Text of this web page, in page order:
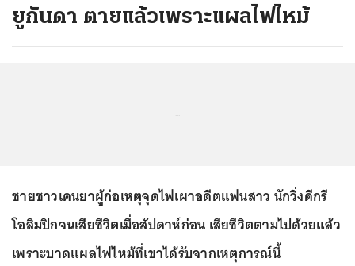
ยูกันดา ตายแล้วเพราะแผลไฟไหม้
ชายชาวเคนยาผู้ก่อเหตุจุดไฟเผาอดีตแฟนสาว นักวิ่งดีกรี
โอลิมปิกจนเสียชีวิตเมื่อสัปดาห์ก่อน เสียชีวิตตามไปด้วยแล้ว
เพราะบาดแผลไฟไหม้ที่เขาได้รับจากเหตุการณ์นี้